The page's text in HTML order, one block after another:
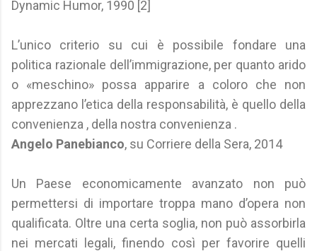
Dynamic Humor, 1990 [2]
L’unico criterio su cui è possibile fondare una
politica razionale dell’immigrazione, per quanto arido
o «meschino» possa apparire a coloro che non
apprezzano l’etica della responsabilità, è quello della
convenienza , della nostra convenienza .
Angelo Panebianco, su Corriere della Sera, 2014
Un Paese economicamente avanzato non può
permettersi di importare troppa mano d’opera non
qualificata. Oltre una certa soglia, non può assorbirla
nei mercati legali, finendo così per favorire quelli